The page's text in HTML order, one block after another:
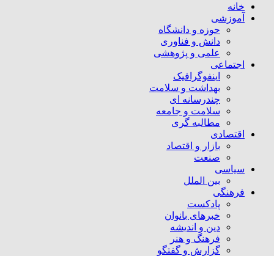
خانه
آموزشی
حوزه و دانشگاه
دانش و فناوری
علمی و پژوهشی
اجتماعی
اینفوگرافیک
بهداشت و سلامت
چندرسانه ای
سلامت و جامعه
مطالبه گری
اقتصادی
بازار و اقتصاد
صنعت
سیاسی
بین الملل
فرهنگی
پادکست
خبرهای بانوان
دین و اندیشه
فرهنگ و هنر
گزارش و گفتگو